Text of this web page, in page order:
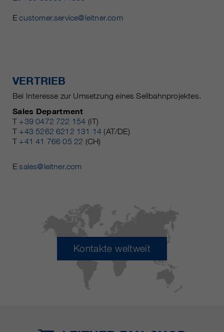
Ecustomer.service@leitner.com
VERTRIEB
Bei Interesse zur Umsetzung eines Seilbahnprojektes.
Sales Department
T +39 0472 722 154 (IT)
T +43 5262 6212 131 14 (AT/DE)
T +41 41 766 05 22 (CH)
Esales@leitner.com
Kontakte weltweit